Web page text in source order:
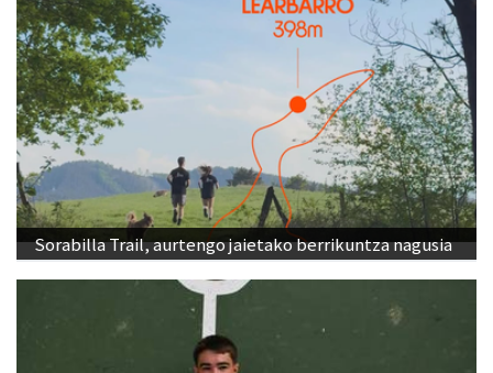
Sorabilla Trail, aurtengo jaietako berrikuntza nagusia